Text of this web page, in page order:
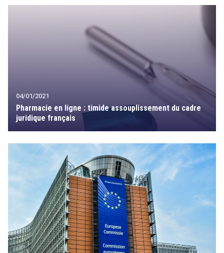
04/01/2021
Pharmacie en ligne : timide assouplissement du cadre
juridique français